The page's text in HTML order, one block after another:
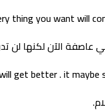
thing you want will
عاصفة الآن لكنها لن
get better . it